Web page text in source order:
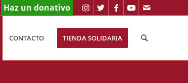
Haz un donativo
CONTACTO TIENDA SOLIDARIA